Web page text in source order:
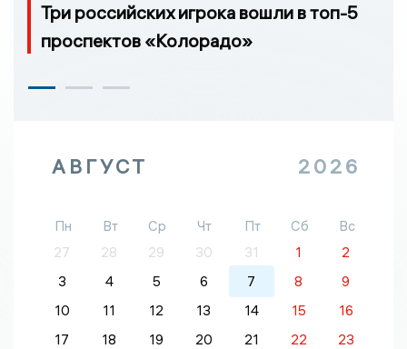
Три российских игрока вошли в топ-5
проспектов «Колорадо»
АВГУСТ 2026
Пн Вт Ср Чт Пт Сб
Вс
27
28 29 30 31 1
2
3
4 5 6 7 8
9
10
11 12 13 14 15
16
17
18 19 20 21 22
23